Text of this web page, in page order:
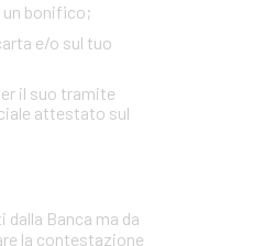
un bonifico;
e/o sul tuo
il suo tramite
attestato sul
Banca ma da
la contestazione